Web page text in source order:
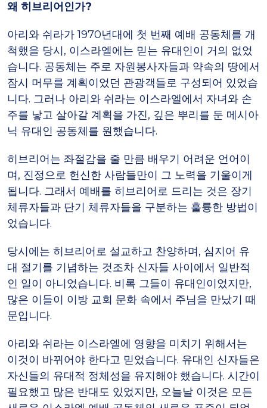
왜 히브리어인가?
아리와 쉬라가 1970년대에 첫 번째 예배 공동체를 개
척했을 당시, 이스라엘에는 믿는 유대인이 거의 없었
습니다. 공동체는 주로 자원봉사자들과 약속의 땅에서
잠시 머무를 계획이었던 관광객들로 구성되어 있었습
니다. 그러나 아리와 쉬라는 이스라엘에서 자녀와 손
주를 낳고 살아갈 계획을 가진, 깊은 뿌리를 둔 메시아
닉 유대인 공동체를 원했습니다.
히브리어는 좌절감을 줄 만큼 배우기 어려운 언어이
며, 진정으로 헌신한 사람들만이 그 노력을 기울이게
됩니다. 그래서 예배를 히브리어로 드리는 것은 장기
체류자들과 단기 체류자들을 구분하는 훌륭한 방법이
었습니다.
당시에는 히브리어로 설교하고 찬양하며, 심지어 유
대 절기를 기념하는 것조차 신자들 사이에서 일반적
인 일이 아니었습니다. 비록 그들이 유대인이었지만,
많은 이들이 이방 교회 문화 속에서 주님을 만났기 때
문입니다.
아리와 쉬라는 이스라엘에 영향을 미치기 위해서는
이것이 바뀌어야 한다고 믿었습니다. 유대인 신자들은
자신들의 유대적 정체성을 유지해야 했습니다. 시간이
필요했고 많은 반대도 있었지만, 오늘날 이것은 모든